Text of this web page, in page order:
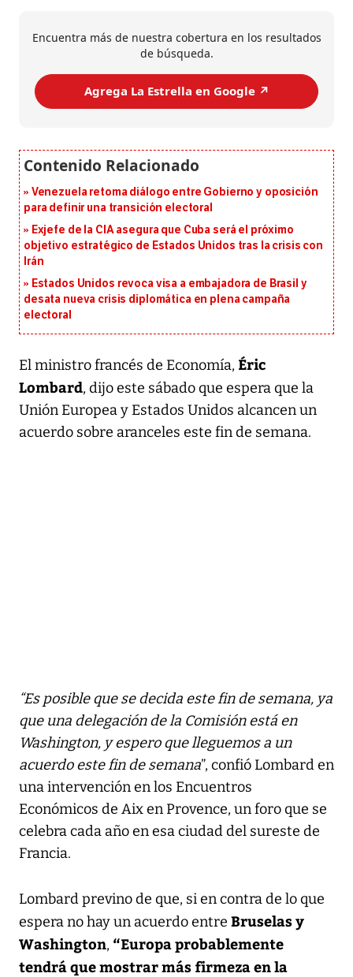
Encuentra más de nuestra cobertura en los resultados
de búsqueda.
Agrega La Estrella en Google ↗️
Venezuela retoma diálogo entre Gobierno y oposición
para definir una transición electoral
Exjefe de la CIA asegura que Cuba será el próximo
objetivo estratégico de Estados Unidos tras la crisis con
Irán
Estados Unidos revoca visa a embajadora de Brasil y
desata nueva crisis diplomática en plena campaña
electoral
El ministro francés de Economía, Éric
Lombard, dijo este sábado que espera que la
Unión Europea y Estados Unidos alcancen un
acuerdo sobre aranceles este fin de semana.
“Es posible que se decida este fin de semana, ya
que una delegación de la Comisión está en
Washington, y espero que lleguemos a un
acuerdo este fin de semana”, confió Lombard en
una intervención en los Encuentros
Económicos de Aix en Provence, un foro que se
celebra cada año en esa ciudad del sureste de
Francia.
Lombard previno de que, si en contra de lo que
espera no hay un acuerdo entre Bruselas y
Washington, “Europa probablemente
tendrá que mostrar más firmeza en la